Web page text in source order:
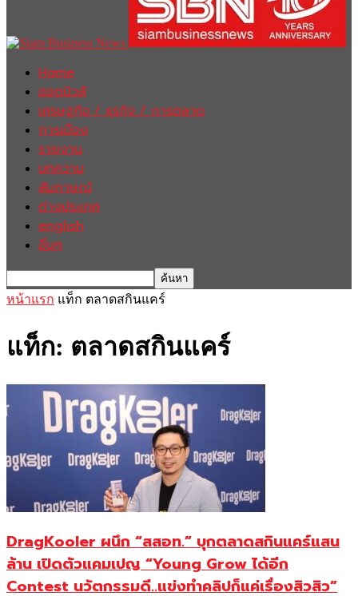
Home
ฮอตนิวส์
เศรษฐกิจ / ธุรกิจ / การตลาด
การเมือง
รายงาน
บทความ
สัมภาษณ์
ต่างประเทศ
english
อื่นๆ
หน้าแรก แท็ก ตลาดสกินแคร์
แท็ก: ตลาดสกินแคร์
DragKooler ผนึก “สสอท.” บุกตลาดสกินแคร์แสน
ล้าน เปิดตัวแคมเปญ “Young Grow ได้อีก
Contest นวัตกรรมดี..แข่งทำคลิปก็แค่เรื่องสิวสิว”